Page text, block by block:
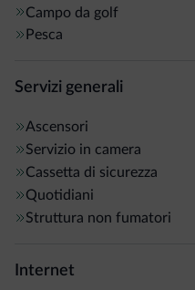
Campo da golf
Pesca
Servizi generali
Ascensori
Servizio in camera
Cassetta di sicurezza
Quotidiani
Struttura non fumatori
Internet